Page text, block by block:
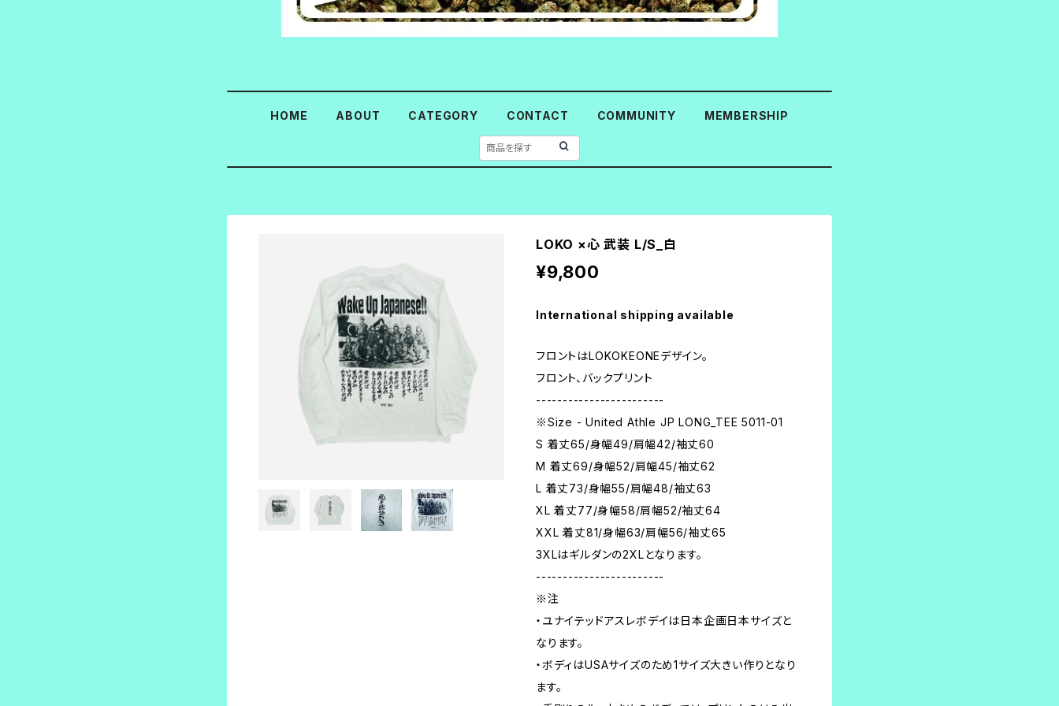
HOME ABOUT CATEGORY CONTACT COMMUNITY MEMBERSHIP
LOKO ×心 武装 L/S_白
¥9,800
International shipping available
フロントはLOKOKEONEデザイン。
フロント、バックプリント
------------------------
※Size - United Athle JP LONG_TEE 5011-01
S 着丈65/身幅49/肩幅42/袖丈60
M 着丈69/身幅52/肩幅45/袖丈62
L 着丈73/身幅55/肩幅48/袖丈63
XL 着丈77/身幅58/肩幅52/袖丈64
XXL 着丈81/身幅63/肩幅56/袖丈65
3XLはギルダンの2XLとなります。
------------------------
※注
・ユナイテッドアスレボデイは日本企画日本サイズと
なります。
・ボディはUSAサイズのため1サイズ大きい作りとなり
ます。